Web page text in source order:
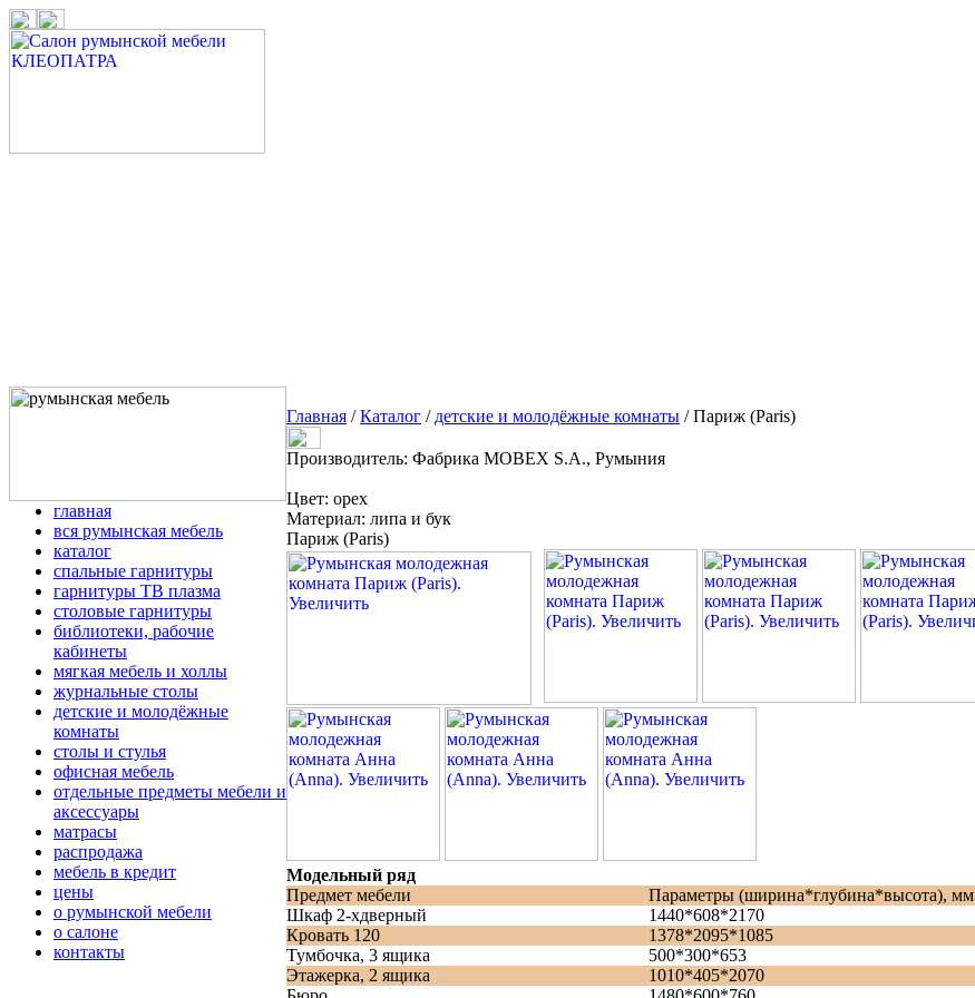
главная
вся румынская мебель
каталог
спальные гарнитуры
гарнитуры ТВ плазма
столовые гарнитуры
библиотеки, рабочие
кабинеты
мягкая мебель и холлы
журнальные столы
детские и молодёжные
комнаты
столы и стулья
офисная мебель
отдельные предметы мебели и
аксессуары
матрасы
распродажа
мебель в кредит
цены
о румынской мебели
о салоне
контакты
Главная /Каталог / детские и молодёжные комнаты / Париж (Paris)
Производитель: Фабрика MOBEX S.A., Румыния
Цвет: орех
Материал: липа и бук
Париж (Paris)
Модельный ряд
Предмет мебели
Параметры (ширина*глубина*высота), мм
Шкаф 2-хдверный
1440*608*2170
Кровать 120
1378*2095*1085
Тумбочка, 3 ящика
500*300*653
Этажерка, 2 ящика
1010*405*2070